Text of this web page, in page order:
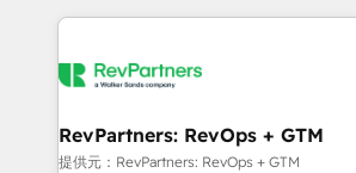
service creative agencies in the
winning design to build scalable,
marketing campaigns, & RevOps
fuel long-term success We connect the entire
RevPartners: RevOps + GTM
提供元：RevPartners: RevOps + GTM